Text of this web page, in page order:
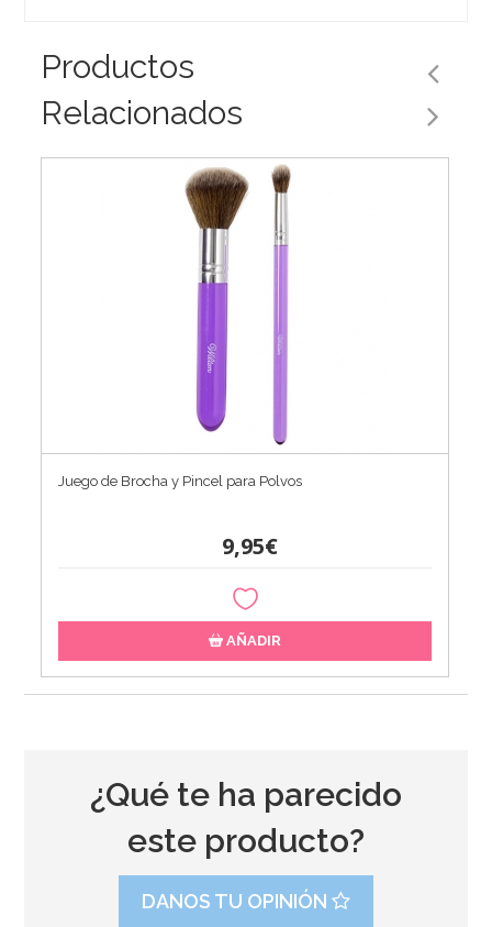
Productos
Relacionados
Juego de Brocha y Pincel para Polvos
9,95€
AÑADIR
¿Qué te ha parecido
este producto?
DANOS TU OPINIÓN